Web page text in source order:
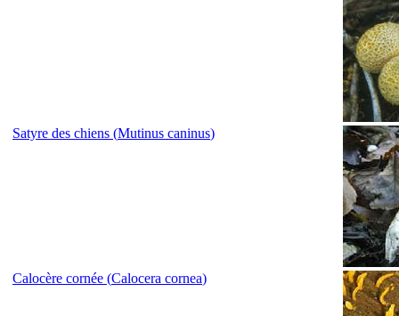
Satyre des chiens (Mutinus caninus)
Calocère cornée (Calocera cornea)